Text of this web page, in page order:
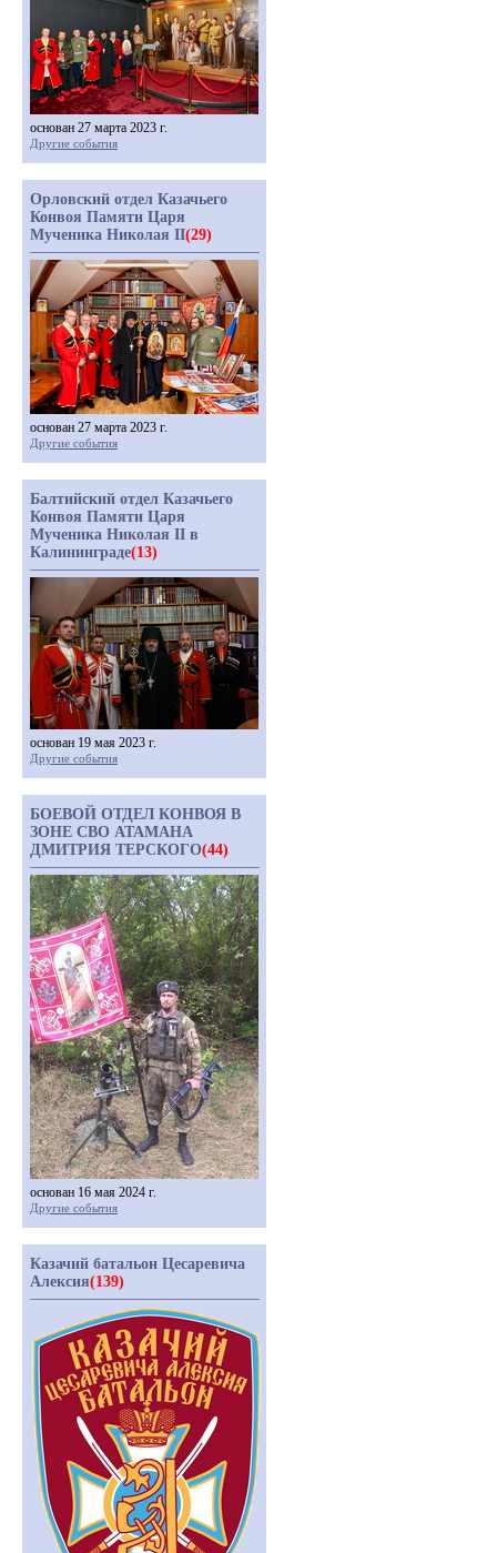
основан 27 марта 2023 г.
Другие события
Орловский отдел Казачьего
Конвоя Памяти Царя
Мученика Николая II(29)
основан 27 марта 2023 г.
Другие события
Балтийский отдел Казачьего
Конвоя Памяти Царя
Мученика Николая II в
Калининграде(13)
основан 19 мая 2023 г.
Другие события
БОЕВОЙ ОТДЕЛ КОНВОЯ В
ЗОНЕ СВО АТАМАНА
ДМИТРИЯ ТЕРСКОГО(44)
основан 16 мая 2024 г.
Другие события
Казачий батальон Цесаревича
Алексия(139)